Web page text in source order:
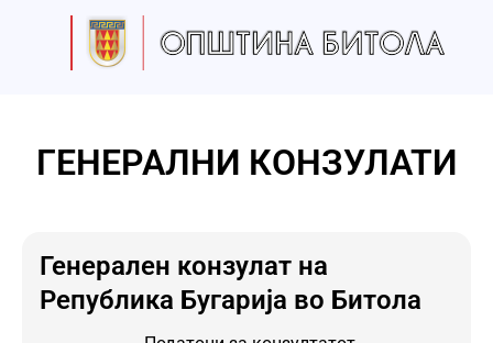
ГЕНЕРАЛНИ КОНЗУЛАТИ
Генерален конзулат на
Република Бугарија во Битола